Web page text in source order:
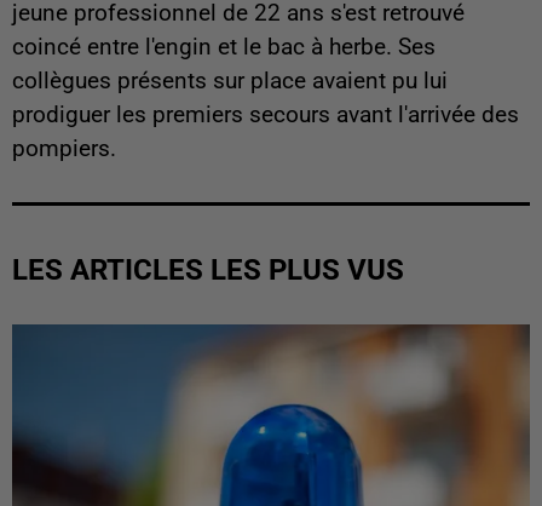
jeune professionnel de 22 ans s'est retrouvé
coincé entre l'engin et le bac à herbe. Ses
collègues présents sur place avaient pu lui
prodiguer les premiers secours avant l'arrivée des
pompiers.
LES ARTICLES LES PLUS VUS